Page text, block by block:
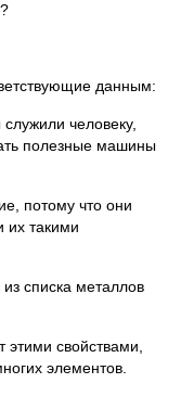
данным:
человеку,
полезные машины
потому что они
их такими
списка металлов
свойствами,
элементов.